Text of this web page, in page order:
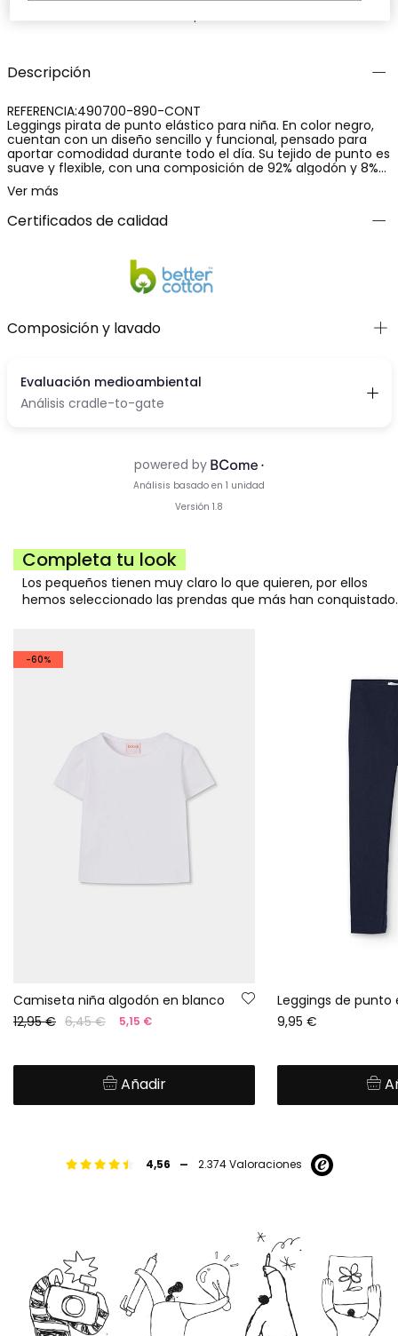
Descripción
REFERENCIA:490700-890-CONT
Leggings pirata de punto elástico para niña. En color negro,
cuentan con un diseño sencillo y funcional, pensado para
aportar comodidad durante todo el día. Su tejido de punto es
suave y flexible, con una composición de 92% algodón y 8%
elastano, que permite un ajuste cómodo y favorece la
libertad de movimiento. Una prenda práctica y versátil, ideal
para los meses más cálidos y fácil de combinar en looks
informales.
Ver más
Certificados de calidad
Composición y lavado
Completa tu look
Los pequeños tienen muy claro lo que quieren, por ellos
hemos seleccionado las prendas que más han conquistado.
-60%
Camiseta niña algodón en blanco
12,95 € 6,45 € 5,15 €
Añadir
9,95 €
4,56 - 2.374 Valoraciones